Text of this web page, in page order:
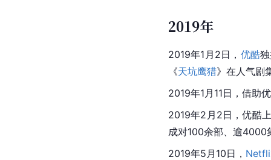
2019年
2019年1月2日， 优酷
《天坑鹰猎》在人气剧
2019年1月11日，借助
2019年2月2日，优酷
成对100余部、逾4000
2019年5月10日，